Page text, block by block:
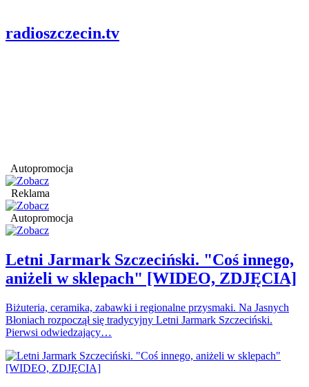
radioszczecin.tv
Autopromocja
Reklama
Autopromocja
Letni Jarmark Szczeciński. "Coś innego,
aniżeli w sklepach" [WIDEO, ZDJĘCIA]
Biżuteria, ceramika, zabawki i regionalne przysmaki. Na Jasnych
Błoniach rozpoczął się tradycyjny Letni Jarmark Szczeciński.
Pierwsi odwiedzający…